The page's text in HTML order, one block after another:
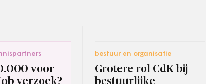
voor
verzoek?
bestuur en organisatie
Grotere rol CdK bij
bestuurlijke